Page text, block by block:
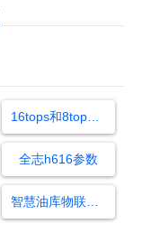
16tops和8tops差距
全志h616参数